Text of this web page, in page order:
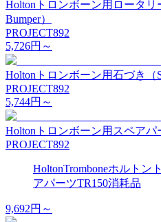
Holtonトロンボーン用ロータリ
Bumper）
PROJECT892
5,726円～
Holtonトロンボーン用石づき（
PROJECT892
5,744円～
Holtonトロンボーン用スペアパ
PROJECT892
HoltonTromboneホルトン
アパーツTR150消耗品
9,692円～